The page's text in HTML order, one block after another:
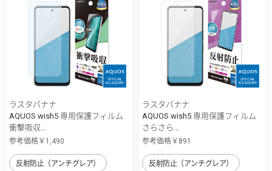
ラスタバナナ
AQUOS wish5 専用保護フィルム
衝撃吸収...
参考価格￥1,490
反射防止（アンチグレア）
ラスタバナナ
AQUOS wish5 専用保護フィルム
さらさら...
参考価格￥891
反射防止（アンチグレア）